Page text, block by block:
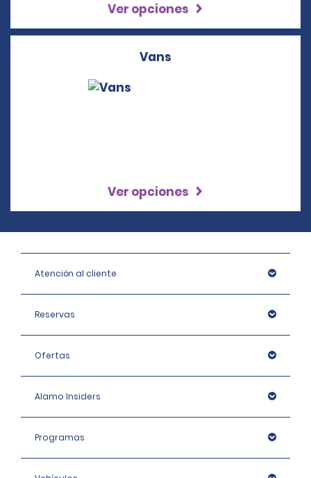
Ver opciones
Vans
Ver opciones
Atención al cliente
Reservas
Ofertas
Alamo Insiders
Programas